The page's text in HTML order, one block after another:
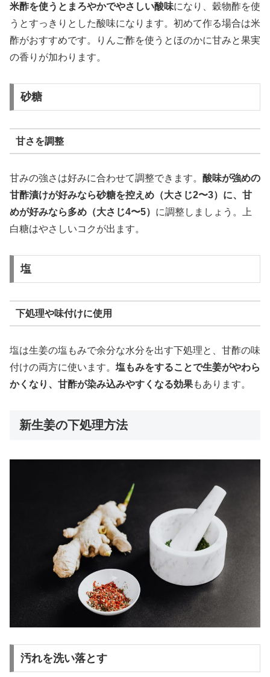
米酢を使うとまろやかでやさしい酸味になり、穀物酢を使
うとすっきりとした酸味になります。初めて作る場合は米
酢がおすすめです。りんご酢を使うとほのかに甘みと果実
の香りが加わります。
砂糖
甘さを調整
甘みの強さは好みに合わせて調整できます。 酸味が強めの
甘酢漬けが好みなら砂糖を控えめ（大さじ2〜3）に、甘
めが好みなら多め（大さじ4〜5） に調整しましょう。上
白糖はやさしいコクが出ます。
塩
下処理や味付けに使用
塩は生姜の塩もみで余分な水分を出す下処理と、甘酢の味
付けの両方に使います。 塩もみをすることで生姜がやわら
かくなり、甘酢が染み込みやすくなる効果もあります。
新生姜の下処理方法
汚れを洗い落とす